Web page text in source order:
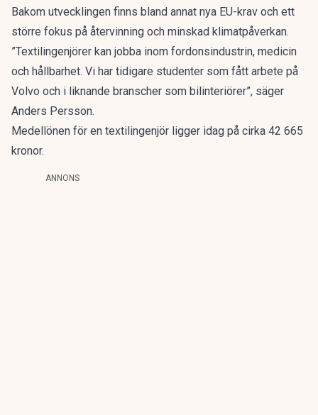
Bakom utvecklingen finns bland annat nya EU-krav och ett
större fokus på återvinning och minskad klimatpåverkan.
”Textilingenjörer kan jobba inom fordonsindustrin, medicin
och hållbarhet. Vi har tidigare studenter som fått arbete på
Volvo och i liknande branscher som bilinteriörer”, säger
Anders Persson.
Medellönen för en textilingenjör ligger idag på cirka 42 665
kronor.
ANNONS